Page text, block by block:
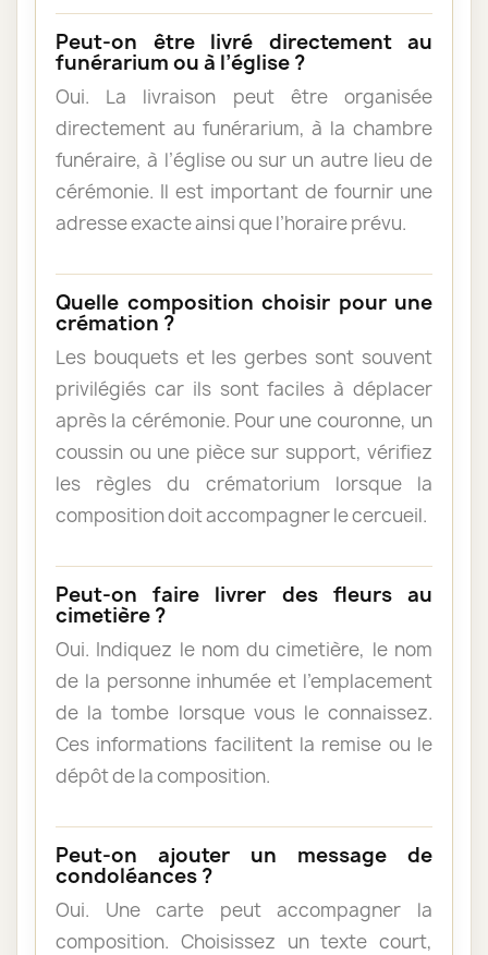
Peut-on être livré directement au
funérarium ou à l’église ?
Oui. La livraison peut être organisée
directement au funérarium, à la chambre
funéraire, à l’église ou sur un autre lieu de
cérémonie. Il est important de fournir une
adresse exacte ainsi que l’horaire prévu.
Quelle composition choisir pour une
crémation ?
Les bouquets et les gerbes sont souvent
privilégiés car ils sont faciles à déplacer
après la cérémonie. Pour une couronne, un
coussin ou une pièce sur support, vérifiez
les règles du crématorium lorsque la
composition doit accompagner le cercueil.
Peut-on faire livrer des fleurs au
cimetière ?
Oui. Indiquez le nom du cimetière, le nom
de la personne inhumée et l’emplacement
de la tombe lorsque vous le connaissez.
Ces informations facilitent la remise ou le
dépôt de la composition.
Peut-on ajouter un message de
condoléances ?
Oui. Une carte peut accompagner la
composition. Choisissez un texte court,